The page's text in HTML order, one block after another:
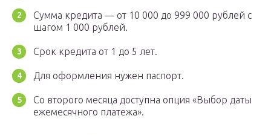
Сумма кредита — от 10 000 до 999 000 рублей с
шагом 1 000 рублей.
Срок кредита от 1 до 5 лет.
Для оформления нужен паспорт.
Со второго месяца доступна опция «Выбор даты
ежемесячного платежа».